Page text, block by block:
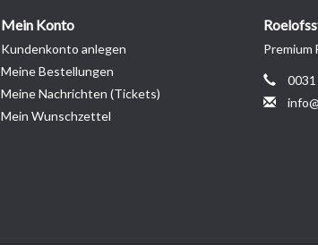
Mein Konto
Kundenkonto anlegen
Meine Bestellungen
Meine Nachrichten (Tickets)
Mein Wunschzettel
Premium
0031